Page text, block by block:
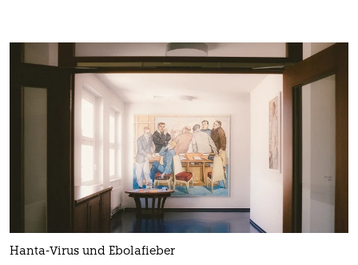
Hanta-Virus und Ebolafieber